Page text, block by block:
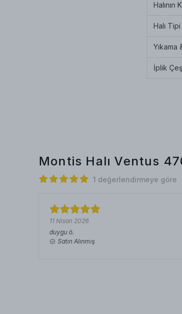
Halının
Halı Tipi
Yıkama
İplik
Montis Halı Ventus
1 değerlendirmeye göre
11 Nisan 2026
duygu ö.
Satın Alınmış